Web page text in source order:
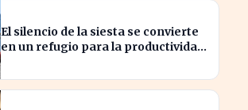
El silencio de la siesta se convierte
en un refugio para la productividad